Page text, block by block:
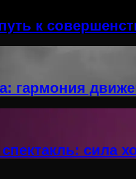
к
гармония
сила